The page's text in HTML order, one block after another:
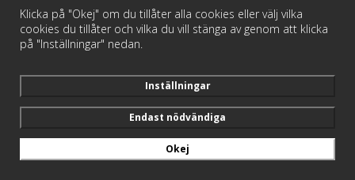
https://badochtoaspecialisten.se/return/
Klicka på "Okej" om du tillåter alla cookies eller välj vilka
cookies du tillåter och vilka du vill stänga av genom att klicka
på "Inställningar" nedan.
Inställningar
Endast nödvändiga
Okej